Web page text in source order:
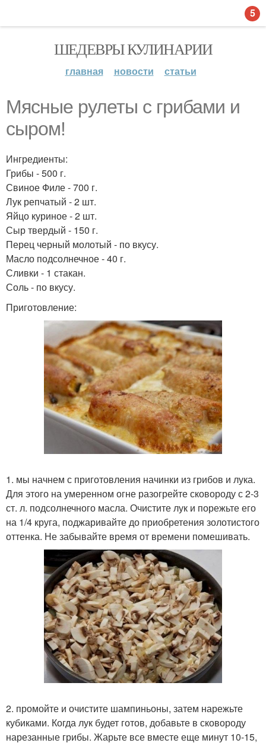
ШЕДЕВРЫ КУЛИНАРИИ
главная новости статьи
Мясные рулеты с грибами и
сыром!
Ингредиенты:
Грибы - 500 г.
Свиное Филе - 700 г.
Лук репчатый - 2 шт.
Яйцо куриное - 2 шт.
Сыр твердый - 150 г.
Перец черный молотый - по вкусу.
Масло подсолнечное - 40 г.
Сливки - 1 стакан.
Соль - по вкусу.
Приготовление:
1. мы начнем с приготовления начинки из грибов и лука.
Для этого на умеренном огне разогрейте сковороду с 2-3
ст. л. подсолнечного масла. Очистите лук и порежьте его
на 1/4 круга, поджаривайте до приобретения золотистого
оттенка. Не забывайте время от времени помешивать.
2. промойте и очистите шампиньоны, затем нарежьте
кубиками. Когда лук будет готов, добавьте в сковороду
нарезанные грибы. Жарьте все вместе еще минут 10-15,
5